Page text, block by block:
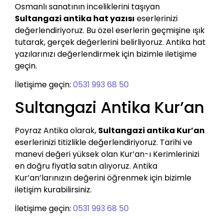
Osmanlı sanatının inceliklerini taşıyan
Sultangazi antika hat yazısı eserlerinizi
değerlendiriyoruz. Bu özel eserlerin geçmişine ışık
tutarak, gerçek değerlerini belirliyoruz. Antika hat
yazılarınızı değerlendirmek için bizimle iletişime
geçin.
İletişime geçin: 0531 993 68 50
Sultangazi Antika Kur’an
Poyraz Antika olarak, Sultangazi antika Kur’an
eserlerinizi titizlikle değerlendiriyoruz. Tarihi ve
manevi değeri yüksek olan Kur’an-ı Kerimlerinizi
en doğru fiyatla satın alıyoruz. Antika
Kur’an’larınızın değerini öğrenmek için bizimle
iletişim kurabilirsiniz.
İletişime geçin: 0531 993 68 50